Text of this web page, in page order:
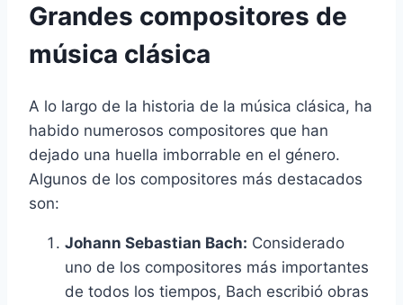
Grandes compositores de
música clásica
A lo largo de la historia de la música clásica, ha
habido numerosos compositores que han
dejado una huella imborrable en el género.
Algunos de los compositores más destacados
son:
Johann Sebastian Bach: Considerado
uno de los compositores más importantes
de todos los tiempos, Bach escribió obras